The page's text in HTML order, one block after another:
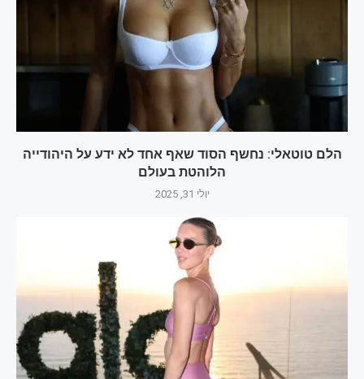
הלם טוטאלי: נחשף הסוד שאף אחד לא ידע על היהודייה
הלוהטת בעולם‎
יולי 31, 2025